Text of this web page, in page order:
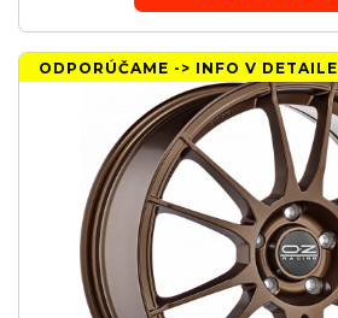
ODPORÚČAME -> INFO V DETAILE